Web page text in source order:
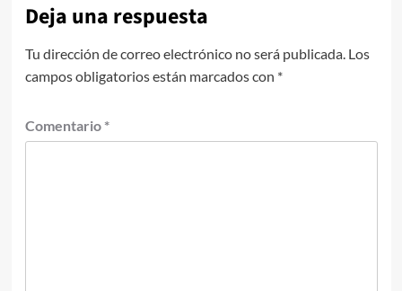
Deja una respuesta
Tu dirección de correo electrónico no será publicada. Los
campos obligatorios están marcados con *
Comentario *